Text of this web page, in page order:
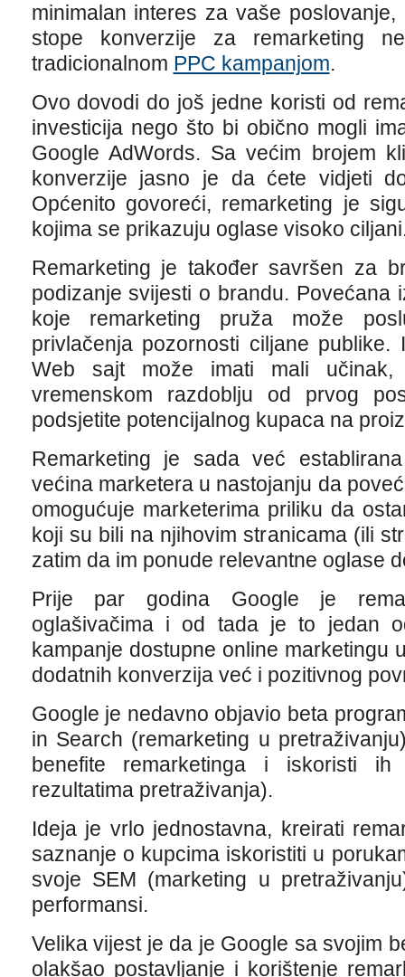
minimalan interes za vaše
stope konverzije za remarketing
tradicionalnom PPC kampanjom.
Ovo dovodi do još jedne koristi od
investicija nego što bi obično mogli
Google AdWords. Sa većim brojem
konverzije jasno je da ćete vidjeti
Općenito govoreći, remarketing je
kojima se prikazuju oglase visoko
Remarketing je također savršen za
podizanje svijesti o brandu. Povećana
koje remarketing pruža može
privlačenja pozornosti ciljane
Web sajt može imati mali
vremenskom razdoblju od prvog
podsjetite potencijalnog kupaca na
Remarketing je sada već
većina marketera u nastojanju da
omogućuje marketerima priliku da
koji su bili na njihovim stranicama (ili
zatim da im ponude relevantne oglase
Prije par godina Google je
oglašivačima i od tada je to jedan
kampanje dostupne online marketingu
dodatnih konverzija već i pozitivnog
Google je nedavno objavio beta
in Search (remarketing u
benefite remarketinga i iskoristi
rezultatima pretraživanja).
Ideja je vrlo jednostavna, kreirati
saznanje o kupcima iskoristiti u
svoje SEM (marketing u
performansi.
Velika vijest je da je Google sa svojim
olakšao postavljanje i korištenje